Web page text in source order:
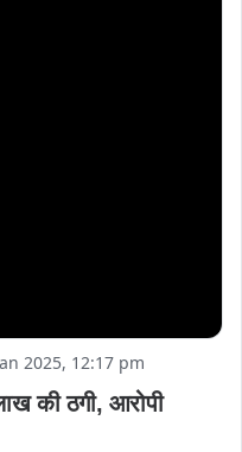
2025, 12:17 pm
की ठगी, आरोपी